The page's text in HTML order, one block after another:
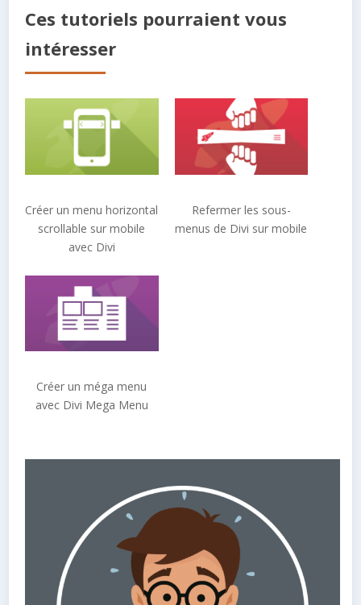
Ces tutoriels pourraient vous
intéresser
Créer un menu horizontal
scrollable sur mobile
avec Divi
Refermer les sous-
menus de Divi sur mobile
Créer un méga menu
avec Divi Mega Menu